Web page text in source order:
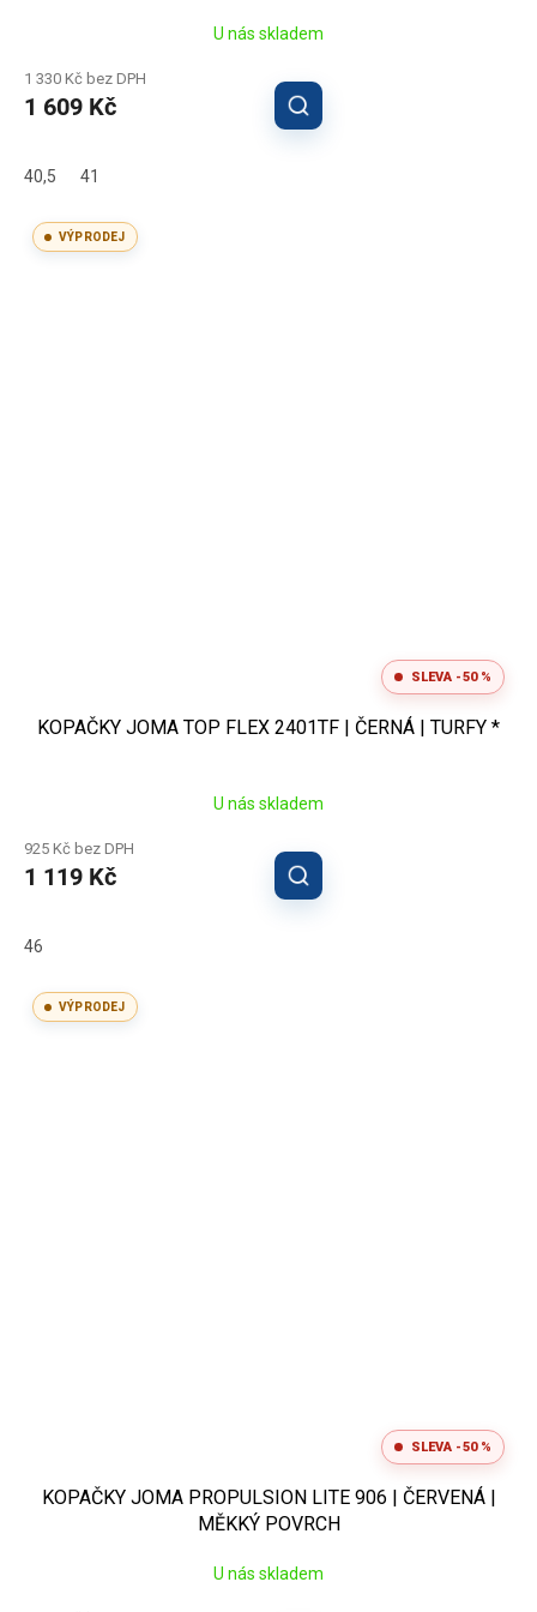
U nás skladem
1 330 Kč bez DPH
1 609 Kč
40,5 41
VÝPRODEJ
SLEVA -50 %
KOPAČKY JOMA TOP FLEX 2401TF | ČERNÁ | TURFY *
U nás skladem
925 Kč bez DPH
1 119 Kč
46
VÝPRODEJ
SLEVA -50 %
KOPAČKY JOMA PROPULSION LITE 906 | ČERVENÁ |
MĚKKÝ POVRCH
U nás skladem